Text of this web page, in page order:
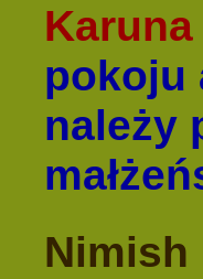
pokoju
należy
Nimish